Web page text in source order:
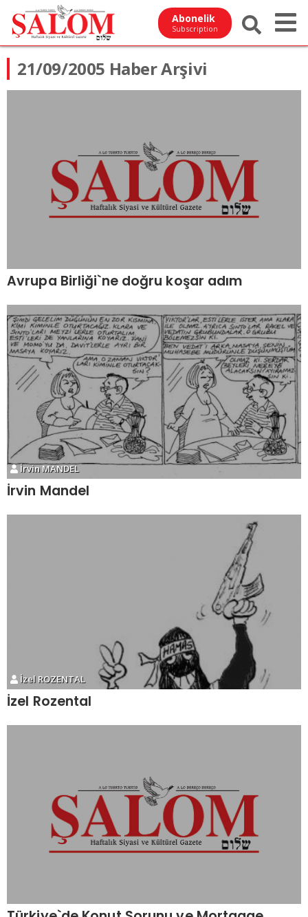
Abonelik
Subscription
21/09/2005 Haber Arşivi
Avrupa Birliği`ne doğru koşar adım
İrvin MANDEL
İrvin Mandel
İzel ROZENTAL
İzel Rozental